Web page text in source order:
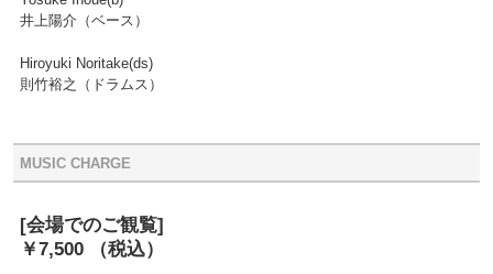
井上陽介（ベース）
Hiroyuki Noritake(ds)
則竹裕之（ドラムス）
MUSIC CHARGE
[会場でのご観覧]
￥7,500
（税込）